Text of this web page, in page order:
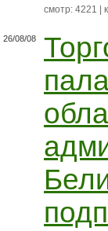
смотр: 4221 |
26/08/08